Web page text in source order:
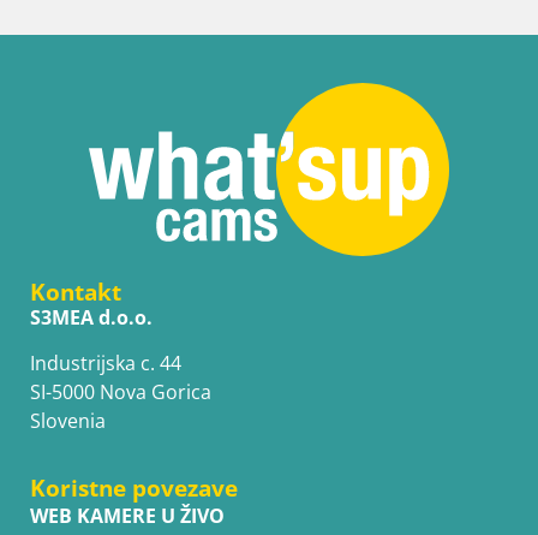
Kontakt
S3MEA d.o.o.
Industrijska c. 44
SI-5000 Nova Gorica
Slovenia
Koristne povezave
WEB KAMERE U ŽIVO